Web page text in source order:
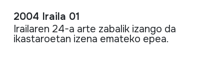
2004 Iraila 01
Irailaren 24-a arte zabalik izango da
ikastaroetan izena emateko epea.